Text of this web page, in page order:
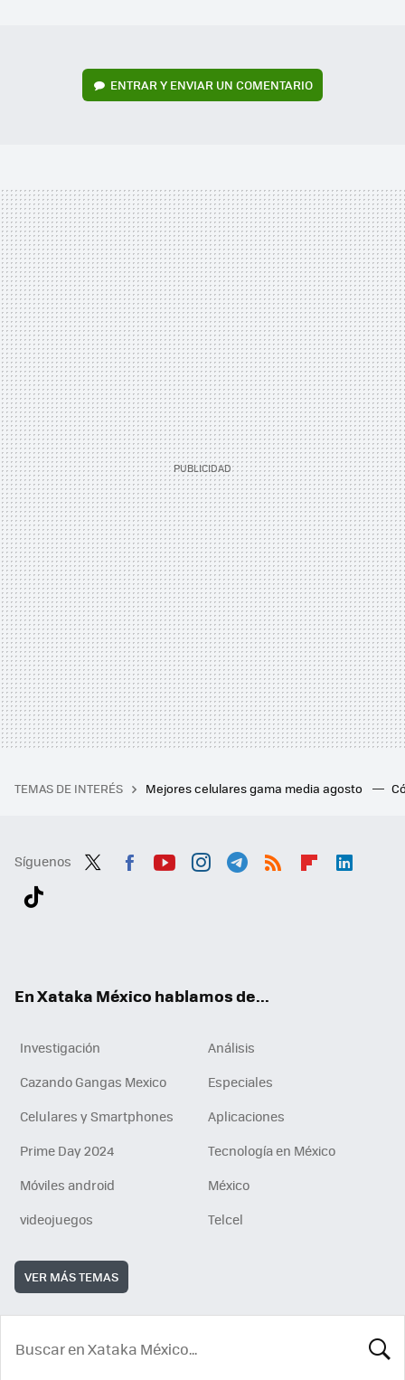
ENTRAR Y ENVIAR UN COMENTARIO
TEMAS DE INTERÉS Mejores celulares gama media agosto
Síguenos
En Xataka México hablamos de...
Investigación
Análisis
Cazando Gangas Mexico
Especiales
Celulares y Smartphones
Aplicaciones
Prime Day 2024
Tecnología en México
Móviles android
México
videojuegos
Telcel
VER MÁS TEMAS